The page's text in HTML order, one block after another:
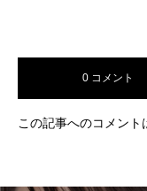
0 コメント
この記事へのコメント